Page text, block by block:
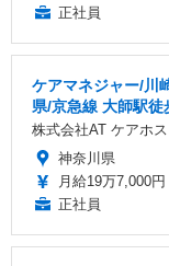
正社員
ケアマネジャー/川
県/京急線 大師駅徒
株式会社AT ケアホ
神奈川県
月給19万7,000円
正社員